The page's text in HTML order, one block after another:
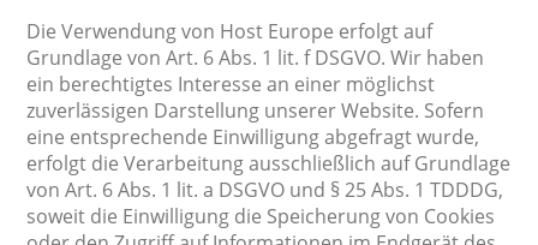
Die Verwendung von Host Europe erfolgt auf
Grundlage von Art. 6 Abs. 1 lit. f DSGVO. Wir haben
ein berechtigtes Interesse an einer möglichst
zuverlässigen Darstellung unserer Website. Sofern
eine entsprechende Einwilligung abgefragt wurde,
erfolgt die Verarbeitung ausschließlich auf Grundlage
von Art. 6 Abs. 1 lit. a DSGVO und § 25 Abs. 1 TDDDG,
soweit die Einwilligung die Speicherung von Cookies